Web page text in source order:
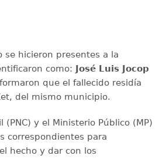
se hicieron presentes a la
como:
José Luis Jocop
que el fallecido residía
del mismo municipio.
(PNC) y el Ministerio Público (MP)
correspondientes para
hecho y dar con los